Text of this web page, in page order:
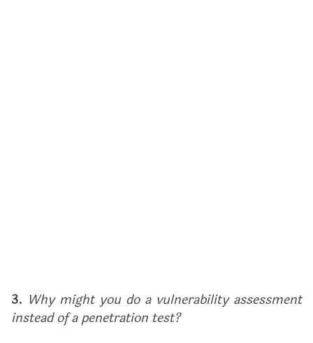
3. Why might you do a vulnerability assessment
instead of a penetration test?